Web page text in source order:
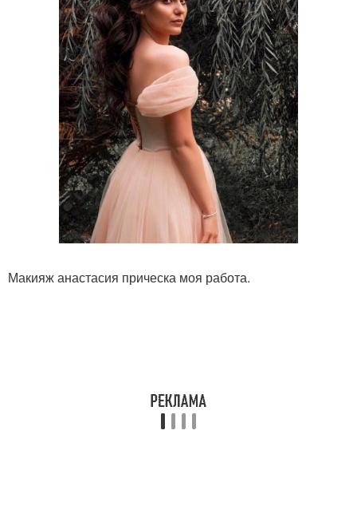
Макияж анастасия прическа моя работа.